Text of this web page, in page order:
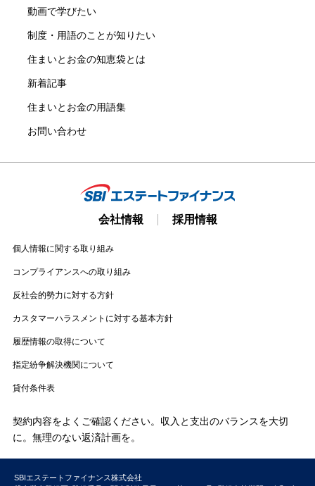
動画で学びたい
制度・用語のことが知りたい
住まいとお金の知恵袋とは
新着記事
住まいとお金の用語集
お問い合わせ
会社情報 採用情報
個人情報に関する取り組み
コンプライアンスへの取り組み
反社会的勢力に対する方針
カスタマーハラスメントに対する基本方針
履歴情報の取得について
指定紛争解決機関について
貸付条件表
契約内容をよくご確認ください。収入と支出のバランスを大切
に。無理のない返済計画を。
SBIエステートファイナンス株式会社